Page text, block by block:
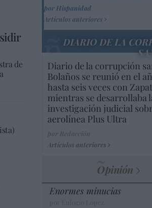
de
por Hispanidad
Artículos anteriores
DIARIO DE LA
Diario de la corrupción
Bolaños se reunió en el
hasta seis veces con
mientras se desarrollaba
investigación judicial
aerolínea Plus Ultra
Artículos anteriores
Opinión
Enormes minucias